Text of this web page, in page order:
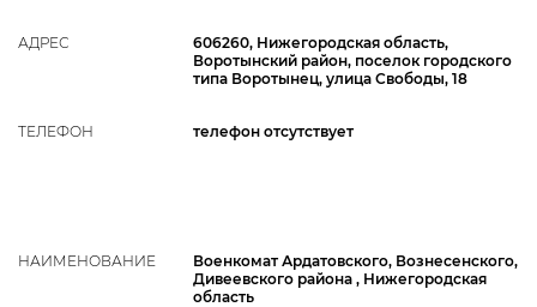
АДРЕС
606260, Нижегородская область,
Воротынский район, поселок городского
типа Воротынец, улица Свободы, 18
ТЕЛЕФОН телефон отсутствует
НАИМЕНОВАНИЕ
Военкомат Ардатовского, Вознесенского,
Дивеевского района , Нижегородская
область